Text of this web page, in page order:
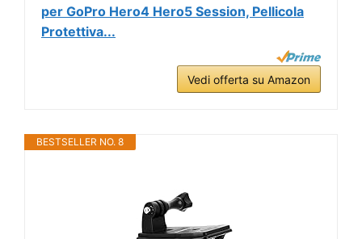
per GoPro Hero4 Hero5 Session, Pellicola
Protettiva...
Vedi offerta su Amazon
BESTSELLER NO. 8